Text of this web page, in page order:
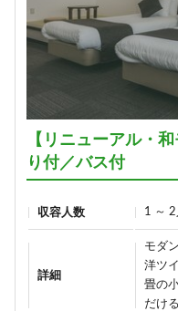
【リニューアル・
り付／バス付
収容人数 1 ～ 2
詳細
モダ
洋ツ
畳の
だけ